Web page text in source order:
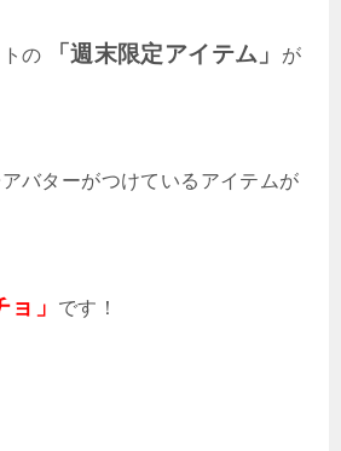
の 「週末限定アイテム」
が
バターがつけているアイテムが
」 です！